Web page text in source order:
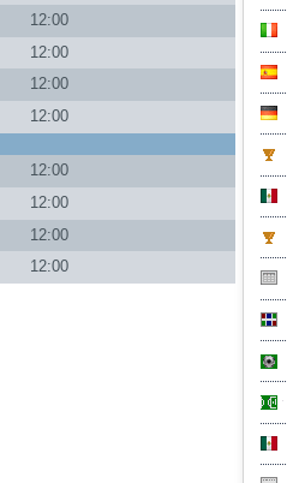
12:00
12:00
12:00
12:00
12:00
12:00
12:00
12:00